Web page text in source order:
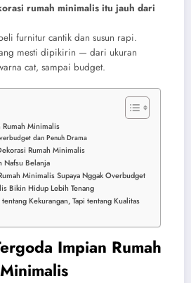
rumah minimalis itu jauh dari
furnitur cantik dan susun rapi.
mesti dipikirin — dari ukuran
cat, sampai budget.
Rumah Minimalis
dan Penuh Drama
Rumah Minimalis
Nafsu Belanja
Minimalis Supaya Nggak Overbudget
Bikin Hidup Lebih Tenang
Kekurangan, Tapi tentang Kualitas
Impian Rumah
Minimalis